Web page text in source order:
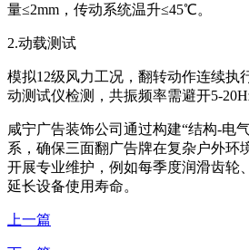
量≤2mm，传动系统温升≤45℃。
2.动载测试
模拟12级风力工况，翻转动作连续执
动测试仪检测，共振频率需避开5-
咸宁广告装饰公司通过构建“结构-电
系，确保三面翻广告牌在复杂户外环
开展专业维护，例如每季度润滑齿轮
延长设备使用寿命。
上一篇